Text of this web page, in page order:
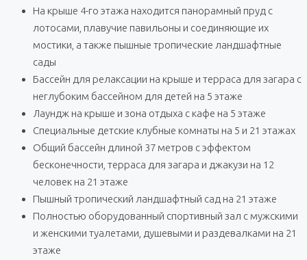
На крыше 4-го этажа находится панорамный пруд с
лотосами, плавучие павильоны и соединяющие их
мостики, а также пышные тропические ландшафтные
сады
Бассейн для релаксации на крыше и терраса для загара с
неглубоким бассейном для детей на 5 этаже
Лаундж на крыше и зона отдыха с кафе на 5 этаже
Специальные детские клубные комнаты на 5 и 21 этажах
Общий бассейн длиной 37 метров с эффектом
бесконечности, терраса для загара и джакузи на 12
человек на 21 этаже
Пышный тропический ландшафтный сад на 21 этаже
Полностью оборудованный спортивный зал с мужскими
и женскими туалетами, душевыми и раздевалками на 21
этаже